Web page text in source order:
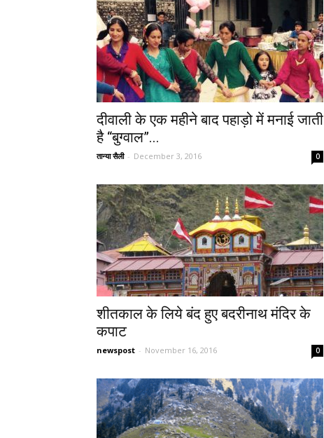
दीवाली के एक महीने बाद पहाड़ो में मनाई जाती
है “बुग्वाल”...
तान्या सैली - December 3, 2016 0
शीतकाल के लिये बंद हुए बदरीनाथ मंदिर के
कपाट
newspost - November 16, 2016 0